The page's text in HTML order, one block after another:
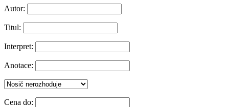
Autor:
Titul:
Interpret:
Anotace:
Cena do: